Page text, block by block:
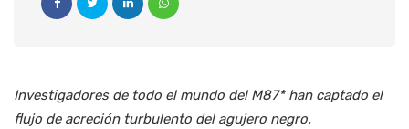
Investigadores de todo el mundo del M87* han captado el
flujo de acreción turbulento del agujero negro.